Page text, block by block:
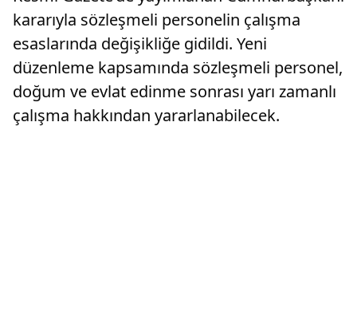
kararıyla sözleşmeli personelin çalışma
esaslarında değişikliğe gidildi. Yeni
düzenleme kapsamında sözleşmeli personel,
doğum ve evlat edinme sonrası yarı zamanlı
çalışma hakkından yararlanabilecek.